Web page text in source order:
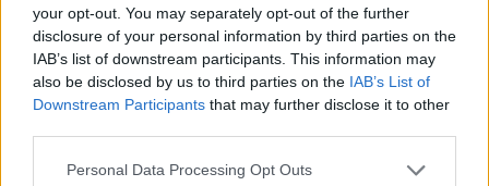
your opt-out. You may separately opt-out of the further
disclosure of your personal information by third parties on the
IAB’s list of downstream participants. This information may
also be disclosed by us to third parties on the IAB’s List of
Downstream Participants that may further disclose it to other
Personal Data Processing Opt Outs
21:39
Λαμία: Απατεώνες άρπαξαν μεγάλο χρηματικό ποσό από
ηλικιωμένη
παραλία της Αγίας Βάσως στο Τρίκερι